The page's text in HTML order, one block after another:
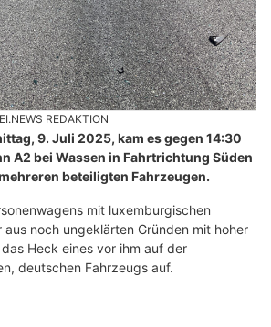
REDAKTION
9. Juli 2025, kam es gegen 14:30
A2 bei Wassen in Fahrtrichtung Süden
beteiligten Fahrzeugen.
mit luxemburgischen
aus noch ungeklärten Gründen mit hoher
Heck eines vor ihm auf der
deutschen Fahrzeugs auf.